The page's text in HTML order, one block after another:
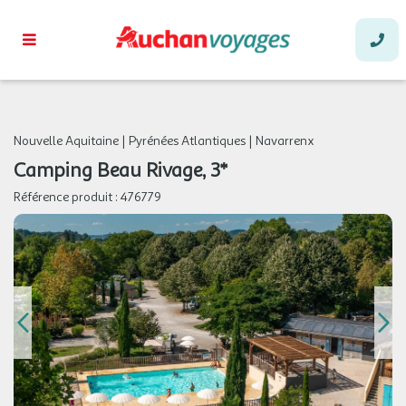
Nouvelle Aquitaine | Pyrénées Atlantiques | Navarrenx
Camping Beau Rivage, 3*
Référence produit : 476779